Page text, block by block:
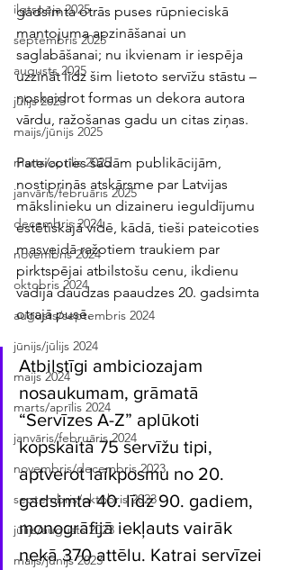
ilgtspēja 2025
septembris 2025
augusts 2025
jūlijs 2025
maijs/jūnijs 2025
marts/aprīlis 2025
janvāris/februāris 2025
decembris 2024
novembris 2024
oktobris 2024
augusts/septembris 2024
jūnijs/jūlijs 2024
maijs 2024
marts/aprīlis 2024
janvāris/februāris 2024
novembris/decembris 2023
septembris/oktobris 2023
jūlijs/augusts 2023
maijs/jūnijs 2023
gadsimta otrās puses rūpnieciskā
mantojuma apzināšanai un
saglabāšanai; nu ikvienam ir iespēja
uzzināt līdz šim lietoto servīžu stāstu –
noskaidrot formas un dekora autora
vārdu, ražošanas gadu un citas ziņas.
Pateicoties šādām publikācijām,
nostiprinās atskārsme par Latvijas
mākslinieku un dizaineru ieguldījumu
estētiskajā vidē, kādā, tieši pateicoties
masveidā ražotiem traukiem par
pirktspējai atbilstošu cenu, ikdienu
vadīja daudzas paaudzes 20. gadsimta
otrajā pusē.
Atbilstīgi ambiciozajam
nosaukumam, grāmatā
“Servīzes A-Z” aplūkoti
kopskaitā 75 servīžu tipi,
aptverot laikposmu no 20.
gadsimta 40. līdz 90. gadiem,
monogrāfijā iekļauts vairāk
nekā 370 attēlu. Katrai servīzei